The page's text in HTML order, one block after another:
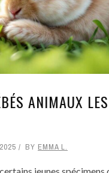
ANIMAUX
BY EMMA L.